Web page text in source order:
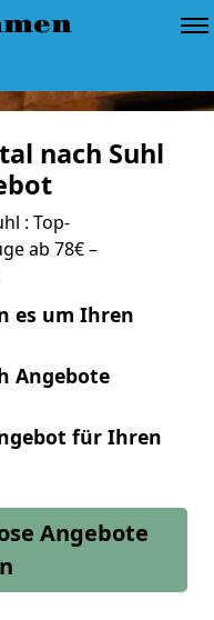
nach Suhl
: Top-
ab 78€ –
es um Ihren
Angebote
für Ihren
Angebote